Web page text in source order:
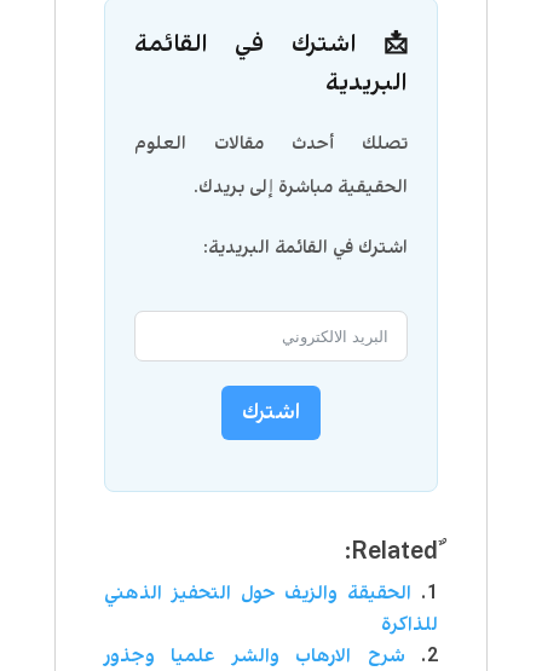
📩 اشترك في القائمة
البريدية
تصلك أحدث مقالات العلوم
الحقيقية مباشرة إلى بريدك.
اشترك في القائمة البريدية:
اشترك
ٌRelated:
الحقيقة والزيف حول التحفيز الذهني
للذاكرة
شرح الارهاب والشر علميا وجذور